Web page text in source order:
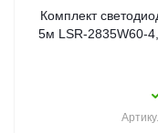
Комплект
5м LSR-2835W60-